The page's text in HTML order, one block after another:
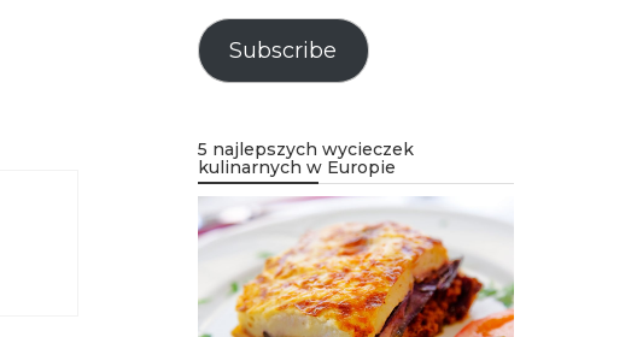
Subscribe
5 najlepszych wycieczek
kulinarnych w Europie